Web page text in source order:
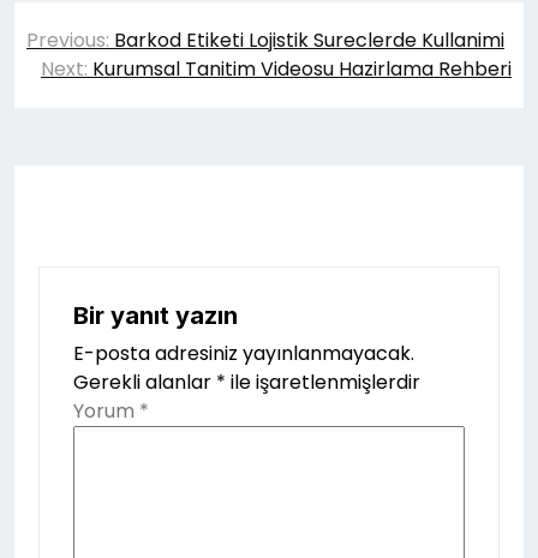
Yazı
gezinmesi
Previous: Barkod Etiketi Lojistik Sureclerde Kullanimi
Next: Kurumsal Tanitim Videosu Hazirlama Rehberi
Bir yanıt yazın
E-posta adresiniz yayınlanmayacak.
Gerekli alanlar * ile işaretlenmişlerdir
Yorum *